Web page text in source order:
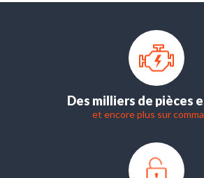
Des milliers de pièces
et encore plus sur